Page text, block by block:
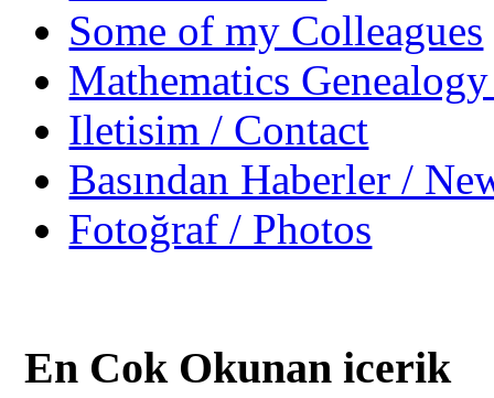
Some of my Colleagues
Mathematics
Iletisim / Contact
Basından Haberler /
Fotoğraf / Photos
En Cok Okunan icerik